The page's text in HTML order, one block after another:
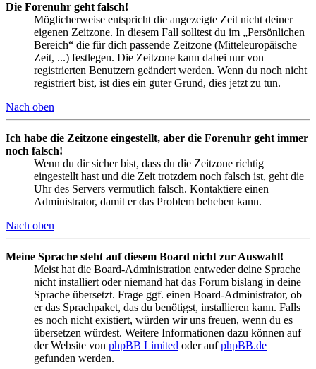
Die Forenuhr geht falsch!
Möglicherweise entspricht die angezeigte Zeit nicht deiner
eigenen Zeitzone. In diesem Fall solltest du im „Persönlichen
Bereich“ die für dich passende Zeitzone (Mitteleuropäische
Zeit, ...) festlegen. Die Zeitzone kann dabei nur von
registrierten Benutzern geändert werden. Wenn du noch nicht
registriert bist, ist dies ein guter Grund, dies jetzt zu tun.
Nach oben
Ich habe die Zeitzone eingestellt, aber die Forenuhr geht immer
noch falsch!
Wenn du dir sicher bist, dass du die Zeitzone richtig
eingestellt hast und die Zeit trotzdem noch falsch ist, geht die
Uhr des Servers vermutlich falsch. Kontaktiere einen
Administrator, damit er das Problem beheben kann.
Nach oben
Meine Sprache steht auf diesem Board nicht zur Auswahl!
Meist hat die Board-Administration entweder deine Sprache
nicht installiert oder niemand hat das Forum bislang in deine
Sprache übersetzt. Frage ggf. einen Board-Administrator, ob
er das Sprachpaket, das du benötigst, installieren kann. Falls
es noch nicht existiert, würden wir uns freuen, wenn du es
übersetzen würdest. Weitere Informationen dazu können auf
der Website von phpBB Limited oder aufphpBB.de
gefunden werden.